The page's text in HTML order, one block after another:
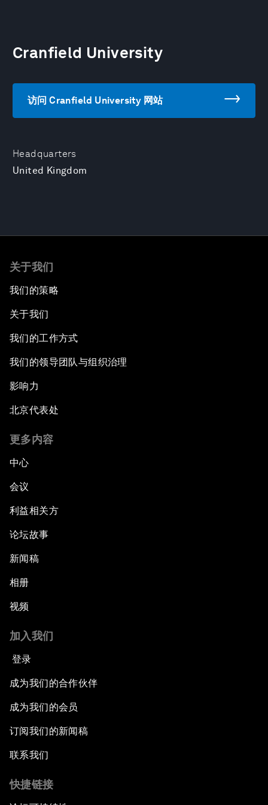
Headquarters
United Kingdom
Cranfield University
访问 Cranfield University 网站
关于我们
我们的策略
关于我们
我们的工作方式
我们的领导团队与组织治理
影响力
北京代表处
更多内容
中心
会议
利益相关方
论坛故事
新闻稿
相册
视频
加入我们
登录
成为我们的合作伙伴
成为我们的会员
订阅我们的新闻稿
联系我们
快捷链接